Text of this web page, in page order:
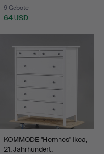
9 Gebote
64 USD
KOMMODE "Hemnes" Ikea,
21. Jahrhundert.